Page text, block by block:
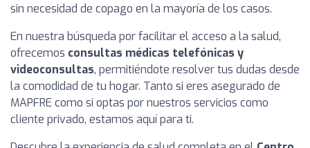
sin necesidad de copago en la mayoría de los casos.
En nuestra búsqueda por facilitar el acceso a la salud,
ofrecemos consultas médicas telefónicas y
videoconsultas, permitiéndote resolver tus dudas desde
la comodidad de tu hogar. Tanto si eres asegurado de
MAPFRE como si optas por nuestros servicios como
cliente privado, estamos aquí para ti.